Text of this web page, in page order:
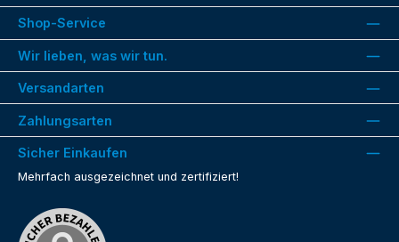
Shop-Service
Wir lieben, was wir tun.
Versandarten
Zahlungsarten
Sicher Einkaufen
Mehrfach ausgezeichnet und zertifiziert!